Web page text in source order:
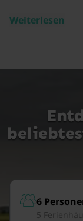
Weiterlesen
6
5